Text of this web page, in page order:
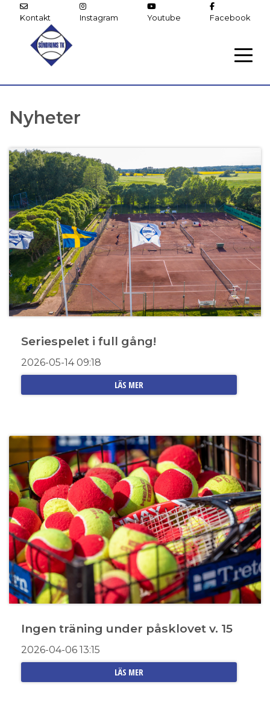
Kontakt Instagram Youtube Facebook
Nyheter
Seriespelet i full gång!
2026-05-1409:18
LÄS MER
Ingen träning under påsklovet v. 15
2026-04-06 13:15
LÄS MER